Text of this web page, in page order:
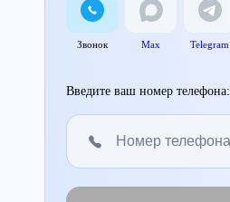
Звонок Max Telegram
Введите ваш номер телефона: